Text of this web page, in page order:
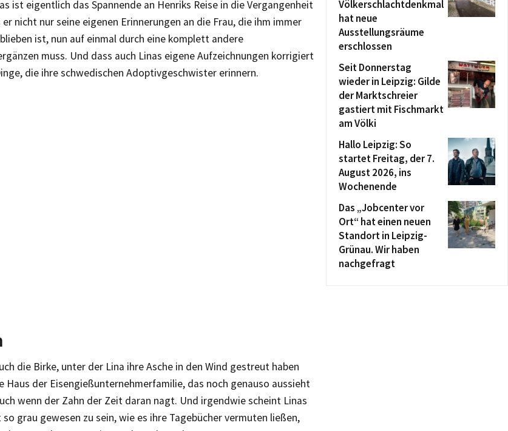
ist eigentlich das Spannende an Henriks Reise in die Vergangenheit
nicht nur seine eigenen Erinnerungen an die Frau, die ihm immer
ist, nun auf einmal durch eine komplett andere
muss. Und dass auch Linas eigene Aufzeichnungen korrigiert
die ihre schwedischen Adoptivgeschwister erinnern.
die Birke, unter der Lina ihre Asche in den Wind gestreut haben
Haus der Eisengießunternehmerfamilie, das noch genauso aussieht
wenn der Zahn der Zeit daran nagt. Und irgendwie scheint Linas
grau gewesen zu sein, wie es ihre Tagebücher vermuten ließen,
Völkerschlachtdenkmal
hat neue
Ausstellungsräume
erschlossen
Seit Donnerstag
wieder in Leipzig: Gilde
der Marktschreier
gastiert mit Fischmarkt
am Völki
Hallo Leipzig: So
startet Freitag, der 7.
August 2026, ins
Wochenende
Das „Jobcenter vor
Ort“ hat einen neuen
Standort in Leipzig-
Grünau. Wir haben
nachgefragt